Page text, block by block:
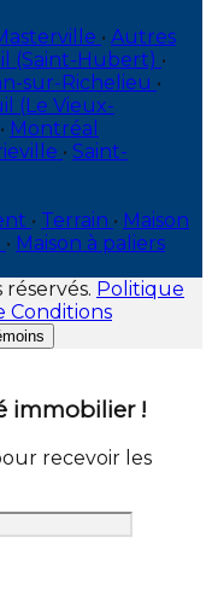
• Autres
(Saint-Hubert) •
sur-Richelieu •
(Le Vieux-
• Montréal
• Saint-
• Terrain • Maison
• Maison à paliers
réservés. Politique
Conditions
immobilier !
recevoir les